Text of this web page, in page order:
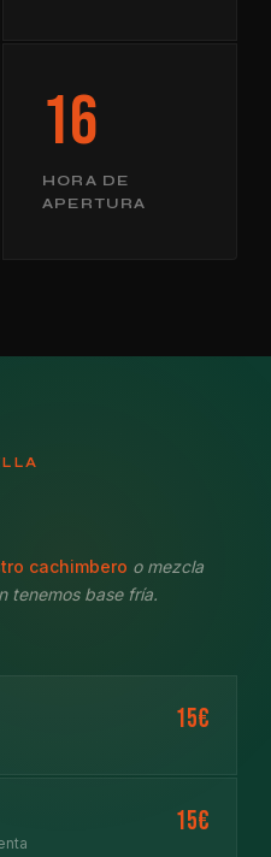
16
HORA DE
APERTURA
cachimbero o mezcla
tenemos base fría.
15€
15€